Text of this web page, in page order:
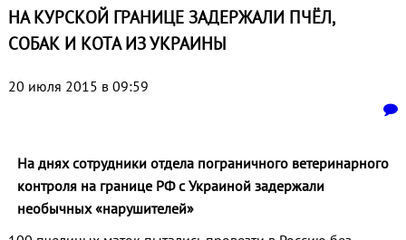
НА КУРСКОЙ ГРАНИЦЕ ЗАДЕРЖАЛИ ПЧЁЛ,
СОБАК И КОТА ИЗ УКРАИНЫ
20 июля 2015 в 09:59
На днях сотрудники отдела пограничного ветеринарного
контроля на границе РФ с Украиной задержали
необычных «нарушителей»